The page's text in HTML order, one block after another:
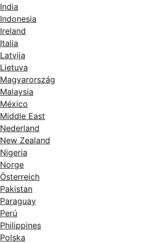
India
Indonesia
Ireland
Italia
Latvija
Lietuva
Magyarország
Malaysia
México
Middle East
Nederland
New Zealand
Nigeria
Norge
Österreich
Pakistan
Paraguay
Perú
Philippines
Polska